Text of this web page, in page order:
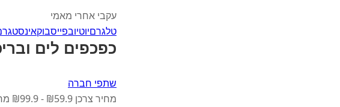
עקבי אחרי מאמי
טלגרםיוטיובפייסבוק
כפכפים לים
שתפי חברה
מחיר צרכן ₪59.9 - ₪99.9 מחיר מאמי פלוס: ללא עלות למימוש בסניפים ובאתר